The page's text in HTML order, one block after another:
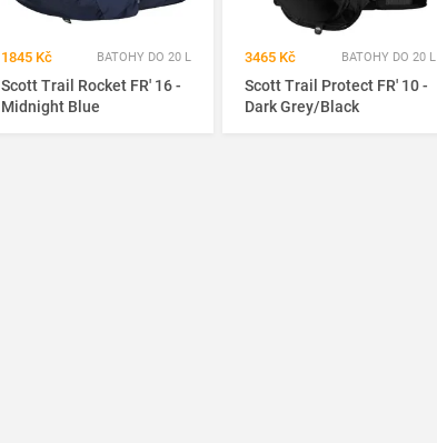
1845 Kč BATOHY DO 20 L
Scott Trail Rocket FR' 16 -
Midnight Blue
3465 Kč BATOHY DO 20 L
Scott Trail Protect FR' 10 -
Dark Grey/Black